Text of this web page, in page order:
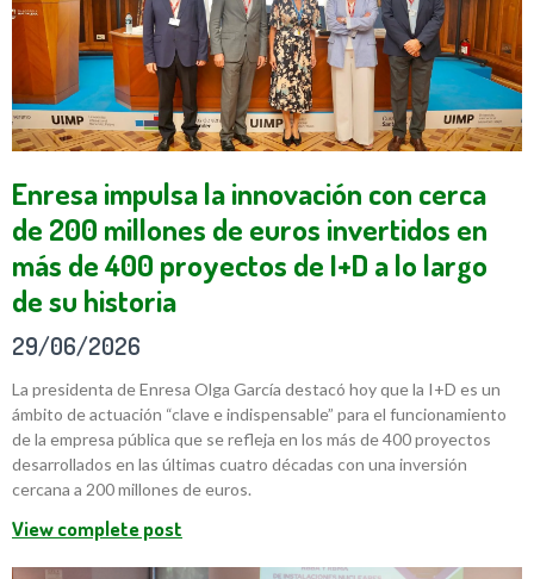
Enresa impulsa la innovación con cerca
de 200 millones de euros invertidos en
más de 400 proyectos de I+D a lo largo
de su historia
29/06/2026
La presidenta de Enresa Olga García destacó hoy que la I+D es un
ámbito de actuación “clave e indispensable” para el funcionamiento
de la empresa pública que se refleja en los más de 400 proyectos
desarrollados en las últimas cuatro décadas con una inversión
cercana a 200 millones de euros.
View complete post